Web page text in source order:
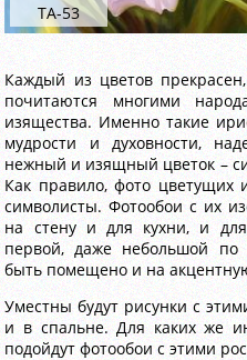
ТА-53
Каждый из цветов
почитаются многими
изящества. Именно такие
мудрости и духовности,
нежный и изящный цветок –
Как правило, фото
символисты. Фотообои с их
на стену и для кухни, и
первой, даже небольшой
быть помещено и на
Уместны будут рисунки с
и в спальне. Для каких же
подойдут фотообои с этими